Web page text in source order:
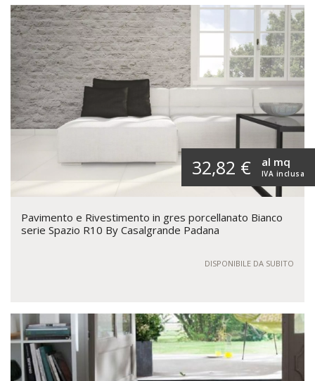
32,82 € IVA inclusa
al mq
Pavimento e Rivestimento in gres porcellanato Bianco
serie Spazio R10 By Casalgrande Padana
DISPONIBILE DA SUBITO